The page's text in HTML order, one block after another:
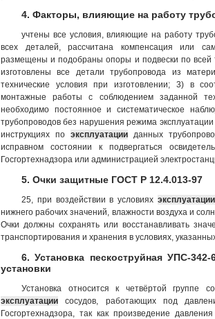
4. Факторы, влияющие на работу
учтены все условия, влияющие на работу
всех деталей, рассчитана компенсация или
размещены и подобраны опоры и подвески по всей
изготовлены все детали трубопровода из
технические условия при изготовлении; 3) в
монтажные работы с соблюдением заданной
необходимо постоянное и систематическое
трубопроводов без нарушения режима
инструкциях по эксплуатацииданных
исправном состоянии к подвергаться
Госгортехнадзора или администрацией
5. Очки защитные ГОСТ Р 12.4.013-97
25, при воздействии в условияхэксплуатации
нижнего рабочих значений, влажности воздуха и
Очки должны сохранять или восстанавливать
транспортирования и хранения в условиях,
6. Установка пескоструйная УПС-
установки
Установка относится к четвёртой группе
эксплуатации сосудов, работающих под
Госгортехнадзора, так как произведение